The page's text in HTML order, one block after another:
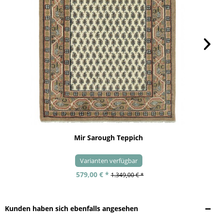
Mir Sarough Teppich
Varianten verfügbar
579,00 € * 1.349,00 € *
Kunden haben sich ebenfalls angesehen